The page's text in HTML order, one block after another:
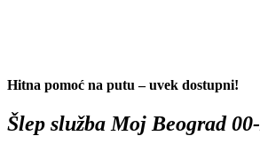
Hitna pomoć na putu – uvek dostupni!
Šlep služba Moj Beograd